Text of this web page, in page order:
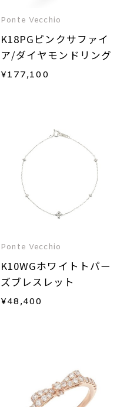
Ponte Vecchio
K18PGピンクサファイ
ア/ダイヤモンドリング
¥177,100
Ponte Vecchio
K10WGホワイトトパー
ズブレスレット
¥48,400